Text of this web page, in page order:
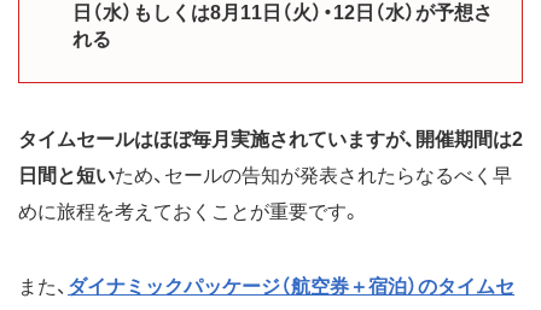
日（水）もしくは8月11日（火）・12日（水）が予想さ
れる
タイムセールはほぼ毎月実施されていますが、開催期間は2
日間と短いため、セールの告知が発表されたらなるべく早
めに旅程を考えておくことが重要です。
また、 ダイナミックパッケージ（航空券＋宿泊）のタイムセ